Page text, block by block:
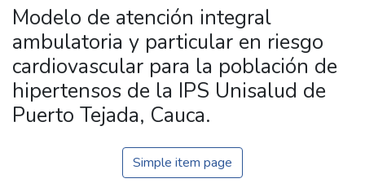
Statistics
Modelo de atención integral
ambulatoria y particular en riesgo
cardiovascular para la población de
hipertensos de la IPS Unisalud de
Puerto Tejada, Cauca.
Simple item page